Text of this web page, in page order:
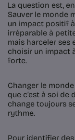
La question est,
Sauver le monde
un impact positif
irréparable à
mais harceler ses
choisir un impact
forte.
Changer le
que c’est à soi de
change toujours
rythme.
Pour identifier